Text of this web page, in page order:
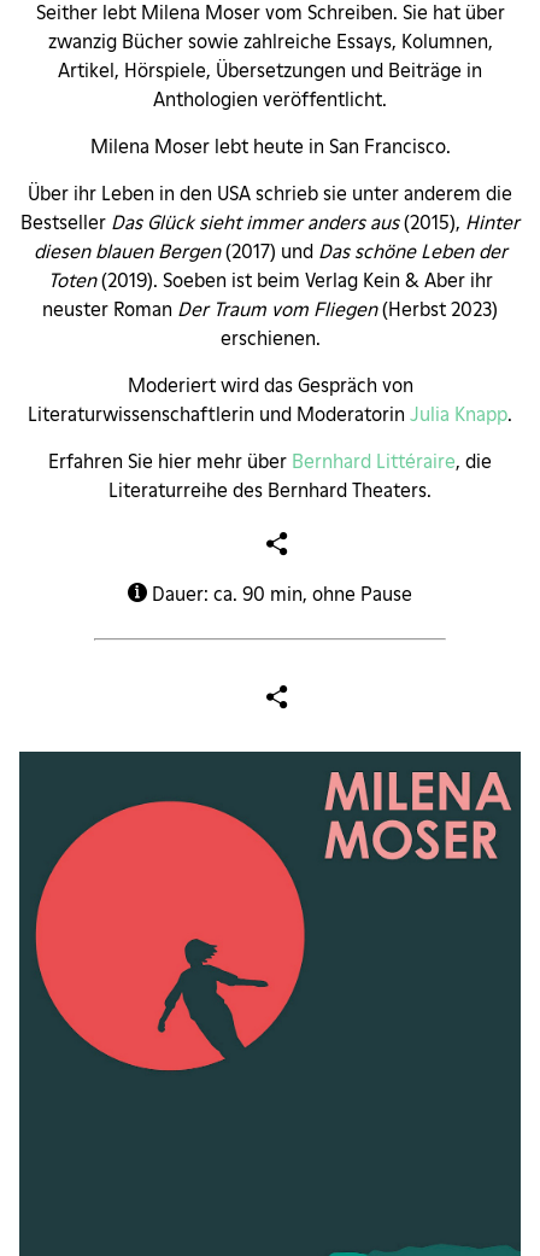
Seither lebt Milena Moser vom Schreiben. Sie hat über
zwanzig Bücher sowie zahlreiche Essays, Kolumnen,
Artikel, Hörspiele, Übersetzungen und Beiträge in
Anthologien veröffentlicht.
Milena Moser lebt heute in San Francisco.
Über ihr Leben in den USA schrieb sie unter anderem die
Bestseller Das Glück sieht immer anders aus(2015), Hinter
diesen blauen Bergen(2017) und Das schöne Leben der
Toten(2019). Soeben ist beim Verlag Kein & Aber ihr
neuster Roman Der Traum vom Fliegen(Herbst 2023)
erschienen.
Moderiert wird das Gespräch von
Literaturwissenschaftlerin und Moderatorin Julia Knapp.
Erfahren Sie hier mehr über Bernhard Littéraire, die
Literaturreihe des Bernhard Theaters.
Dauer: ca. 90 min, ohne Pause